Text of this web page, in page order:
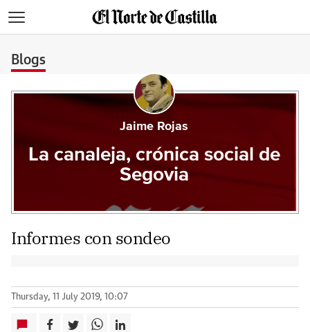
Blogs
Jaime Rojas
La canaleja, crónica social de
Segovia
Informes con sondeo
Thursday, 11 July 2019, 10:07